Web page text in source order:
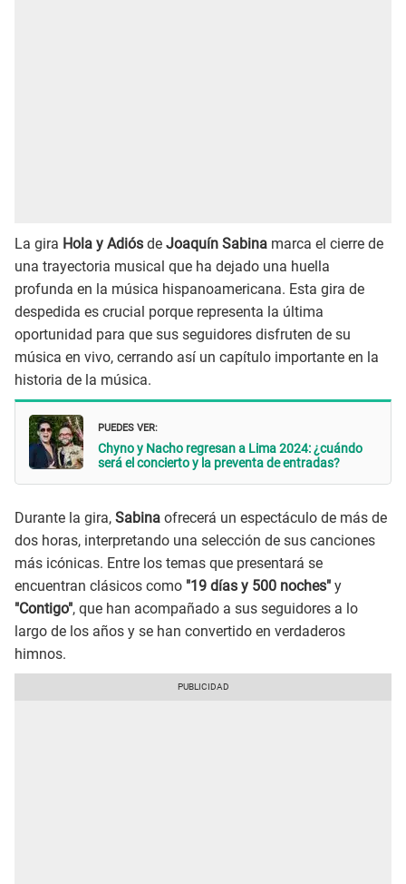
La gira Hola y Adiós de Joaquín Sabina marca el cierre de
una trayectoria musical que ha dejado una huella
profunda en la música hispanoamericana. Esta gira de
despedida es crucial porque representa la última
oportunidad para que sus seguidores disfruten de su
música en vivo, cerrando así un capítulo importante en la
historia de la música.
PUEDES VER:
Chyno y Nacho regresan a Lima 2024: ¿cuándo
será el concierto y la preventa de entradas?
Durante la gira, Sabina ofrecerá un espectáculo de más de
dos horas, interpretando una selección de sus canciones
más icónicas. Entre los temas que presentará se
encuentran clásicos como "19 días y 500 noches" y
"Contigo", que han acompañado a sus seguidores a lo
largo de los años y se han convertido en verdaderos
himnos.